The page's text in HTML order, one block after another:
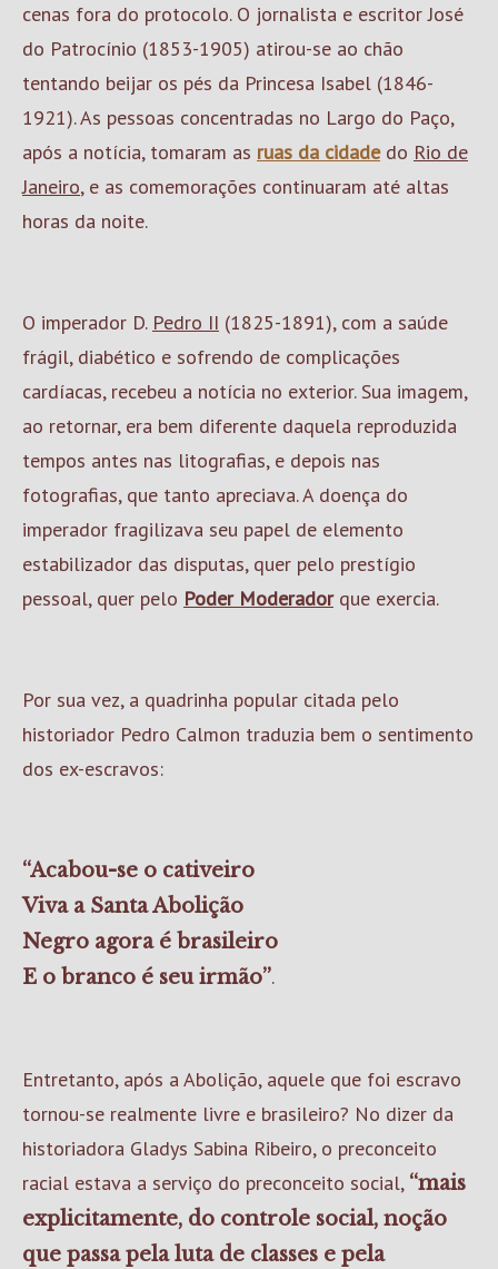
cenas fora do protocolo. O jornalista e escritor José
do Patrocínio (1853-1905) atirou-se ao chão
tentando beijar os pés da Princesa Isabel (1846-
1921). As pessoas concentradas no Largo do Paço,
após a notícia, tomaram as ruas da cidadedo Rio de
Janeiro, e as comemorações continuaram até altas
horas da noite.
O imperador D. Pedro II (1825-1891), com a saúde
frágil, diabético e sofrendo de complicações
cardíacas, recebeu a notícia no exterior. Sua imagem,
ao retornar, era bem diferente daquela reproduzida
tempos antes nas litografias, e depois nas
fotografias, que tanto apreciava. A doença do
imperador fragilizava seu papel de elemento
estabilizador das disputas, quer pelo prestígio
pessoal, quer pelo Poder Moderadorque exercia.
Por sua vez, a quadrinha popular citada pelo
historiador Pedro Calmon traduzia bem o sentimento
dos ex-escravos:
“Acabou-se o cativeiro
Viva a Santa Abolição
Negro agora é brasileiro
E o branco é seu irmão”.
Entretanto, após a Abolição, aquele que foi escravo
tornou-se realmente livre e brasileiro? No dizer da
historiadora Gladys Sabina Ribeiro, o preconceito
racial estava a serviço do preconceito social, “mais
explicitamente, do controle social, noção
que passa pela luta de classes e pela